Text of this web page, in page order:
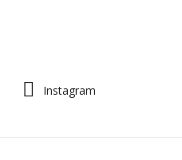
Instagram